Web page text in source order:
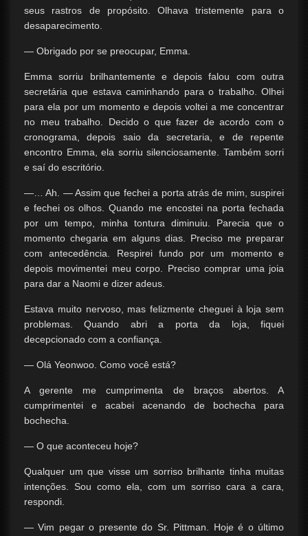
seus rastros de propósito. Olhava tristemente para o
desaparecimento.
— Obrigado por se preocupar, Emma.
Emma sorriu brilhantemente e depois falou com outra
secretária que estava caminhando para o trabalho. Olhei
para ela por um momento e depois voltei a me concentrar
no meu trabalho. Decido o que fazer de acordo com o
cronograma, depois saio da secretaria, e de repente
encontro Emma, ​​ela sorriu silenciosamente. Também sorri
e saí do escritório.
—… Ah. — Assim que fechei a porta atrás de mim, suspirei
e fechei os olhos. Quando me encostei na porta fechada
por um tempo, minha tontura diminuiu. Parecia que o
momento chegaria em alguns dias. Preciso me preparar
com antecedência. Respirei fundo por um momento e
depois movimentei meu corpo. Preciso comprar uma joia
para dar a Naomi e dizer adeus.
Estava muito nervoso, mas felizmente cheguei à loja sem
problemas. Quando abri a porta da loja, fiquei
decepcionado com a confiança.
— Olá Yeonwoo. Como você está?
A gerente me cumprimenta de braços abertos. A
cumprimentei e acabei acenando de bochecha para
bochecha.
— O que aconteceu hoje?
Qualquer um que visse um sorriso brilhante tinha muitas
intenções. Sou como ela, com um sorriso cara a cara,
respondi.
— Vim pegar o presente do Sr. Pittman. Hoje é o último